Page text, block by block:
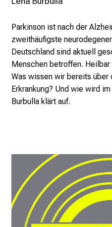
Parkinson ist nach der
zweithäufigste
Deutschland sind aktuell
Menschen betroffen.
Was wissen wir bereits über
Erkrankung? Und wie wird
Burbulla klärt auf.